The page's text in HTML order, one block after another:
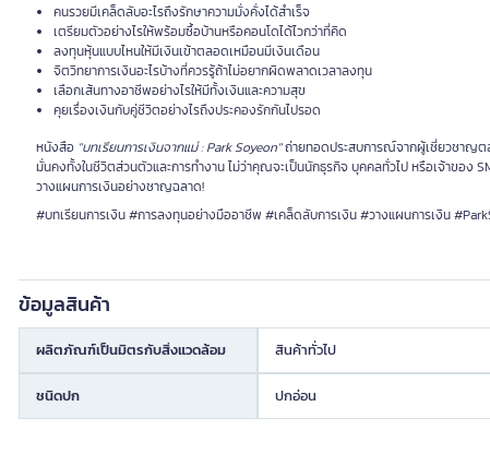
คนรวยมีเคล็ดลับอะไรถึงรักษาความมั่งคั่งได้สำเร็จ
เตรียมตัวอย่างไรให้พร้อมซื้อบ้านหรือคอนโดได้ไวกว่าที่คิด
ลงทุนหุ้นแบบไหนให้มีเงินเข้าตลอดเหมือนมีเงินเดือน
จิตวิทยาการเงินอะไรบ้างที่ควรรู้ถ้าไม่อยากผิดพลาดเวลาลงทุน
เลือกเส้นทางอาชีพอย่างไรให้มีทั้งเงินและความสุข
คุยเรื่องเงินกับคู่ชีวิตอย่างไรถึงประคองรักกันไปรอด
หนังสือ "บทเรียนการเงินจากแม่ : Park Soyeon"ถ่ายทอดประสบการณ์จากผู้เชี่ยวชาญตล
มั่นคงทั้งในชีวิตส่วนตัวและการทำงาน ไม่ว่าคุณจะเป็นนักธุรกิจ บุคคลทั่วไป หรือเจ้าของ
วางแผนการเงินอย่างชาญฉลาด!
#บทเรียนการเงิน #การลงทุนอย่างมืออาชีพ #เคล็ดลับการเงิน #วางแผนการเงิน
ข้อมูลสินค้า
ผลิตภัณฑ์เป็นมิตรกับสิ่งแวดล้อม สินค้าทั่วไป
ชนิดปก ปกอ่อน